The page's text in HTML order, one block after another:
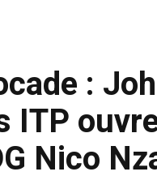
:
ITP
Nico